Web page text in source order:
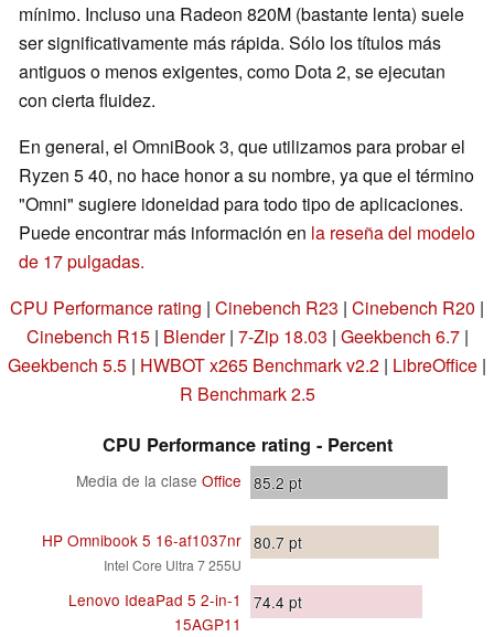
mínimo. Incluso una Radeon 820M (bastante lenta) suele
ser significativamente más rápida. Sólo los títulos más
antiguos o menos exigentes, como Dota 2, se ejecutan
con cierta fluidez.
En general, el OmniBook 3, que utilizamos para probar el
Ryzen 5 40, no hace honor a su nombre, ya que el término
"Omni" sugiere idoneidad para todo tipo de aplicaciones.
Puede encontrar más información en la reseña del modelo
de 17 pulgadas.
CPU Performance rating | Cinebench R23 | Cinebench R20 |
Cinebench R15| Blender| 7-Zip 18.03 | Geekbench 6.7|
Geekbench 5.5 | HWBOT x265 Benchmark v2.2 | LibreOffice |
R Benchmark 2.5
CPU Performance rating - Percent
Media de la clase Office 85.2 pt
HP Omnibook 5 16-af1037nr
Intel Core Ultra 7 255U
80.7 pt
Lenovo IdeaPad 5 2-in-1
15AGP11
74.4 pt